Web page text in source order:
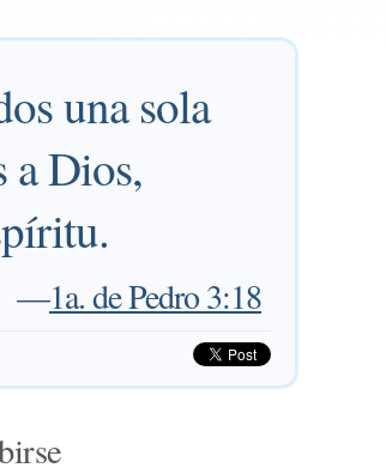
una sola
a Dios,
—1a. de Pedro 3:18